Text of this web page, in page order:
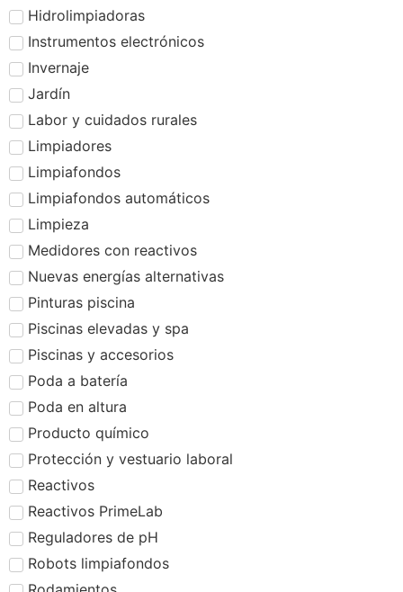
Hidrolimpiadoras
Instrumentos electrónicos
Invernaje
Jardín
Labor y cuidados rurales
Limpiadores
Limpiafondos
Limpiafondos automáticos
Limpieza
Medidores con reactivos
Nuevas energías alternativas
Pinturas piscina
Piscinas elevadas y spa
Piscinas y accesorios
Poda a batería
Poda en altura
Producto químico
Protección y vestuario laboral
Reactivos
Reactivos PrimeLab
Reguladores de pH
Robots limpiafondos